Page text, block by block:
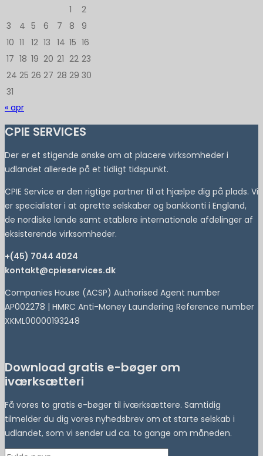
1
2
3
4 5 6 7 8
9
10 11 12 13 14 15 16
17 18 19 20 21 22 23
24 25 26 27 28 29 30
31
« apr
CPIE SERVICES
Der er et stigende ønske om at placere virksomheder i
udlandet allerede på et tidligt tidspunkt.
CPIE Service er den rigtige partner til at hjælpe dig på plads. Vi
er specialister i at oprette selskaber og bankkonti i England,
de nordiske lande samt etablere internationale afdelinger af
eksisterende virksomheder.
+(45) 7044 4024
kontakt@cpieservices.dk
Companies House (ACSP) Authorised Agent number
AP002278 | HMRC Anti-Money Laundering Reference number
XKML00000193248
Download gratis e-bøger om
iværksætteri
Få vores to gratis e-bøger til iværksættere. Samtidig
tilmelder du dig vores nyhedsbrev om at starte selskab i
udlandet, som vi sender ud ca. to gange om måneden.